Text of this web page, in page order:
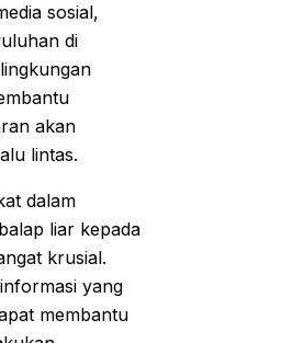
sosial,
di
akan
lintas.
dalam
liar kepada
krusial.
yang
membantu